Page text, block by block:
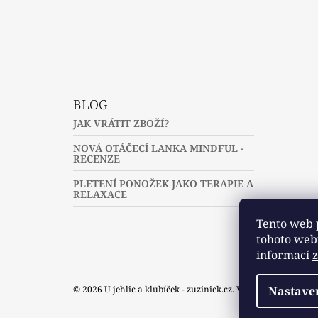
Tento web
tohoto
informací
BLOG
JAK VRÁTIT ZBOŽÍ?
NOVÁ OTÁČECÍ LANKA MINDFUL -
RECENZE
PLETENÍ PONOŽEK JAKO TERAPIE A
RELAXACE
© 2026 U jehlic a klubíček - zuzinick.cz. Všechna práva